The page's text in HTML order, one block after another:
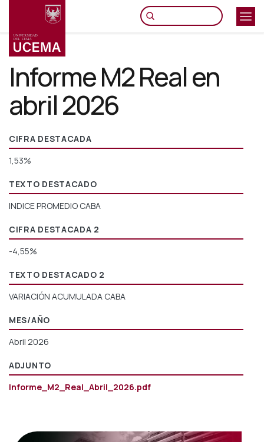
principal
Informe M2 Real en
abril 2026
CIFRA DESTACADA
1,53%
TEXTO DESTACADO
INDICE PROMEDIO CABA
CIFRA DESTACADA 2
-4,55%
TEXTO DESTACADO 2
VARIACIÓN ACUMULADA CABA
MES/AÑO
Abril 2026
ADJUNTO
Informe_M2_Real_Abril_2026.pdf